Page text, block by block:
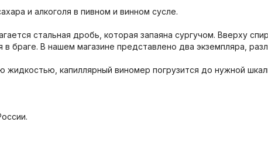
и алкоголя в пивном и винном сусле.
стальная дробь, которая запаяна сургучом. Вверху
браге. В нашем магазине представлено два экземпляра,
жидкостью, капиллярный виномер погрузится до нужной